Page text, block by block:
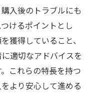
入後のトラブルにも
けるポイントとし
獲得していること、
適切なアドバイスを
これらの特長を持つ
より安心して進める